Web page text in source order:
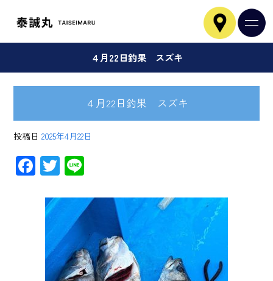
４月22日釣果 スズキ
４月22日釣果 スズキ
投稿日 2025年4月22日
F
e
b
ok
T
tt
er